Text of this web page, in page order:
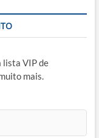
lista VIP de
mais.